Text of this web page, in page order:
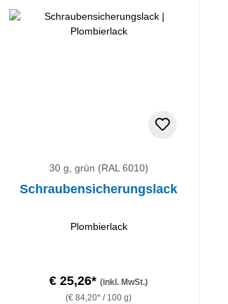
30 g, grün (RAL 6010)
Schraubensicherungslack
Plombierlack
€ 25,26*(inkl. MwSt.)
(€ 84,20* / 100 g)